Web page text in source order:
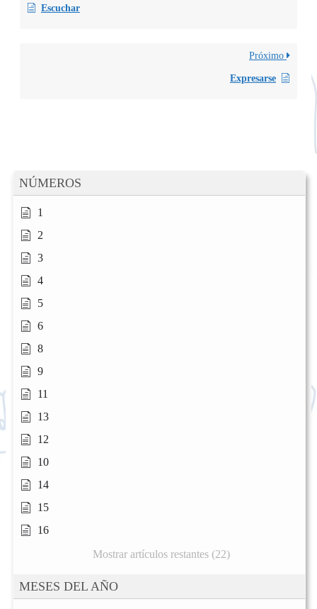
NÚMEROS
1
2
3
4
5
6
8
9
11
13
12
10
14
15
16
Mostrar artículos restantes (22)
MESES DEL AÑO
Escuchar
Próximo
Expresarse